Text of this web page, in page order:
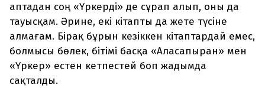
аптадан соң «Үркерді» де сұрап алып, оны да
тауысқам. Әрине, екі кітапты да жете түсіне
алмағам. Бірақ бұрын кезіккен кітаптардай емес,
болмысы бөлек, бітімі басқа «Аласапыран» мен
«Үркер» естен кетпестей боп жадымда
сақталды.